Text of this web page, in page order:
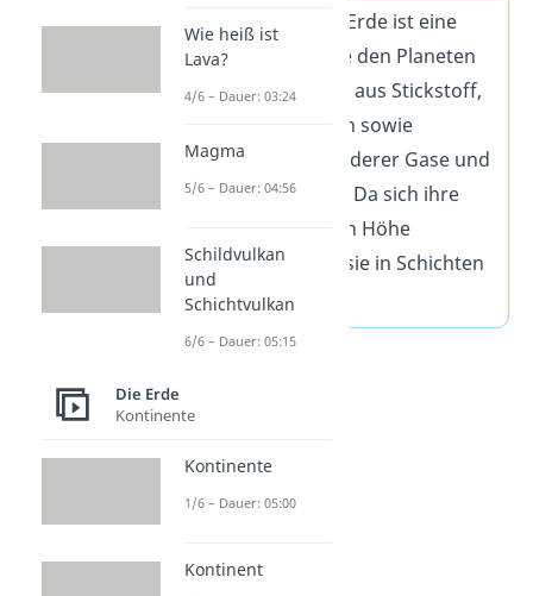
Die Atmosphäre der Erde ist eine
gasförmige Hülle, die den Planeten
umgibt. Sie setzt sich aus Stickstoff,
Sauerstoff und Argon sowie
kleineren Anteilen anderer Gase und
Aerosole zusammen. Da sich ihre
Eigenschaften je nach Höhe
unterscheiden, wird sie in Schichten
unterteilt.
Wie heiß ist
Lava?
4/6 – Dauer: 03:24
Magma
5/6 – Dauer: 04:56
Schildvulkan
und
Schichtvulkan
6/6 – Dauer: 05:15
Die Erde
Kontinente
Kontinente
1/6 – Dauer: 05:00
Kontinent